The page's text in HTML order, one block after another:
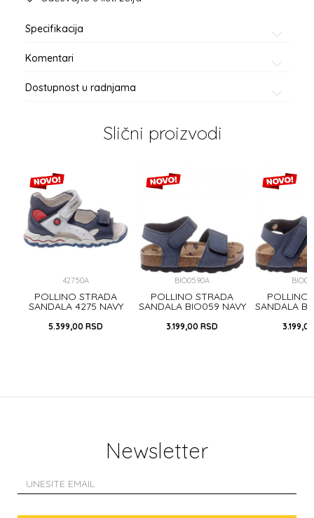
Specifikacija
Komentari
Dostupnost u radnjama
Slični proizvodi
42750A
POLLINO STRADA
SANDALA 4275 NAVY
5.399,00 RSD
BIO0590A
POLLINO STRADA
SANDALA BIO059 NAVY
3.199,00 RSD
POLLINO
SANDALA
3.199,00
Newsletter